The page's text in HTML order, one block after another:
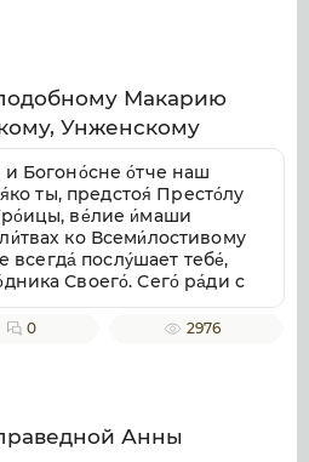
Макарию
Унженскому
Богоно́сне о́тче наш
ты, предстоя́ Престо́лу
ве́лие и́маши
ко Всеми́лостивому
всегда́ послу́шает тебе́,
Своего́. Сего́ ра́ди с
припа́даем к тебе́,
о нас моли́тися ко
и окая́нному на́шему
0 2976
Анны